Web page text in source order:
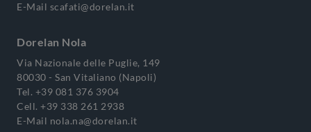
E-Mail scafati@dorelan.it
Dorelan Nola
Via Nazionale delle Puglie, 149
80030 - San Vitaliano (Napoli)
Tel. +39 081 376 3904
Cell. +39 338 261 2938
E-Mail nola.na@dorelan.it